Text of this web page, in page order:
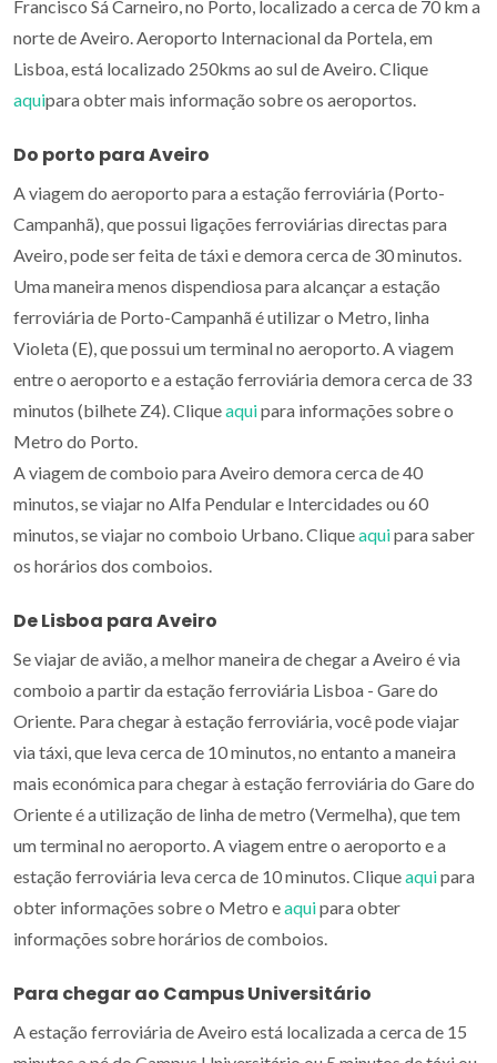
Francisco Sá Carneiro, no Porto, localizado a cerca de 70 km a
norte de Aveiro. Aeroporto Internacional da Portela, em
Lisboa, está localizado 250kms ao sul de Aveiro. Clique
aquipara obter mais informação sobre os aeroportos.
Do porto para Aveiro
A viagem do aeroporto para a estação ferroviária (Porto-
Campanhã), que possui ligações ferroviárias directas para
Aveiro, pode ser feita de táxi e demora cerca de 30 minutos.
Uma maneira menos dispendiosa para alcançar a estação
ferroviária de Porto-Campanhã é utilizar o Metro, linha
Violeta (E), que possui um terminal no aeroporto. A viagem
entre o aeroporto e a estação ferroviária demora cerca de 33
minutos (bilhete Z4). Cliqueaquipara informações sobre o
Metro do Porto.
A viagem de comboio para Aveiro demora cerca de 40
minutos, se viajar no Alfa Pendular e Intercidades ou 60
minutos, se viajar no comboio Urbano. Cliqueaquipara saber
os horários dos comboios.
De Lisboa para Aveiro
Se viajar de avião, a melhor maneira de chegar a Aveiro é via
comboio a partir da estação ferroviária Lisboa - Gare do
Oriente. Para chegar à estação ferroviária, você pode viajar
via táxi, que leva cerca de 10 minutos, no entanto a maneira
mais económica para chegar à estação ferroviária do Gare do
Oriente é a utilização de linha de metro (Vermelha), que tem
um terminal no aeroporto. A viagem entre o aeroporto e a
estação ferroviária leva cerca de 10 minutos. Cliqueaquipara
obter informações sobre o Metro eaquipara obter
informações sobre horários de comboios.
Para chegar ao Campus Universitário
A estação ferroviária de Aveiro está localizada a cerca de 15